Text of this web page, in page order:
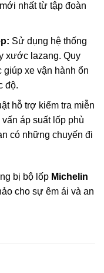
nhất từ tập đoàn
Sử dụng hệ thống
xước lazang. Quy
giúp xe vận hành ổn
độ.
hỗ trợ kiểm tra miễn
áp suất lốp phù
có những chuyến đi
bị bộ lốp Michelin
cho sự êm ái và an